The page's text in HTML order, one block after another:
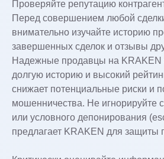
Проверяйте репутацию
Перед совершением любой
внимательно изучайте историю
завершенных сделок и отзывы
Надежные продавцы на
долгую историю и высокий
снижает потенциальные риски и
мошенничества. Не игнорируйте
или условного депонирования
предлагает KRAKEN для защиты